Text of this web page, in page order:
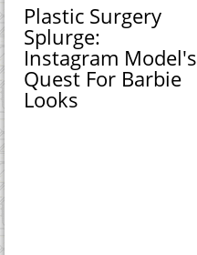
Plastic Surgery
Splurge:
Instagram Model's
Quest For Barbie
Looks